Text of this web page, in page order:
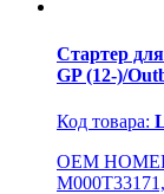
Стартер
GP (12-)/
Код товара:
OEM